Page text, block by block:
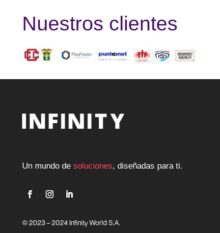
Nuestros clientes
Un mundo de soluciones, diseñadas para ti.
© 2023 – 2024 Infinity World S.A.